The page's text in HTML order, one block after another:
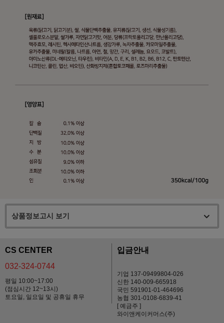
상품정보고시 보기
CS CENTER
032-324-0744
평일 10:00~17:00
(점심시간 12~13시)
토요일, 일요일 및 공휴일 휴무
입금안내
기업 137-09499804-026
신한 140-009-665918
국민 591901-01-464696
농협 301-0108-6839-41
[ 예금주 ]
와이앤케이커머스(주)